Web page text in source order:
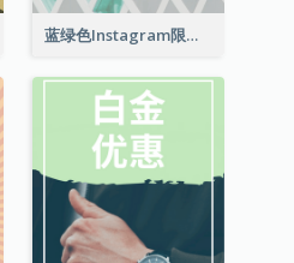
蓝绿色Instagram限时动态